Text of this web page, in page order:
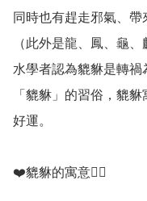
同時也有趕走邪氣、
（此外是龍、鳳、龜
水學者認為貔貅是轉
「貔貅」的習俗，貔
好運。
❤️貔貅的寓意💁‍♀️